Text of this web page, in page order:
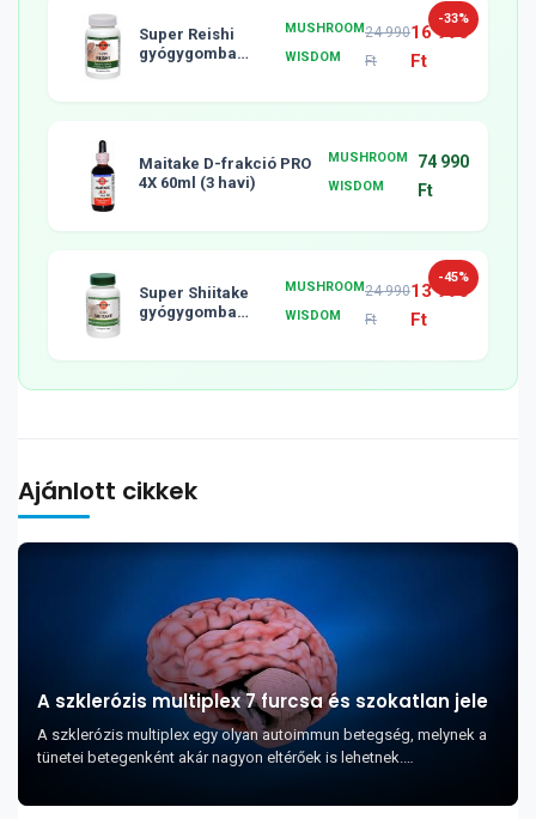
-33%
Super Reishi
gyógygomba
MUSHROOM
WISDOM
24 990
Ft
16 990
Ft
Maitake D-frakció PRO
4X 60ml (3 havi)
MUSHROOM
WISDOM
74 990
Ft
-45%
Super Shiitake
gyógygomba
MUSHROOM
WISDOM
24 990
Ft
13 990
Ft
Ajánlott cikkek
A szklerózis multiplex 7 furcsa és szokatlan jele
A szklerózis multiplex egy olyan autoimmun betegség, melynek a
tünetei betegenként akár nagyon eltérőek is lehetnek.